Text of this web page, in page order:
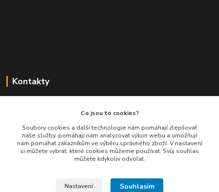
Kontakty
+420 777 461 661
(Po-Pá, 8-16 hod.)
info@balimespolu.cz
Co jsou to cookies?
Soubory cookies a další technologie nám pomáhají zlepšovat
naše služby, pomáhají nám analyzovat výkon webu a umožňují
nám pomáhat zákazníkům ve výběru správného zboží. V nastavení
si můžete vybrat, které cookies můžeme používat. Svůj souhlas
můžete kdykoliv odvolat.
Nastavení Souhlasím